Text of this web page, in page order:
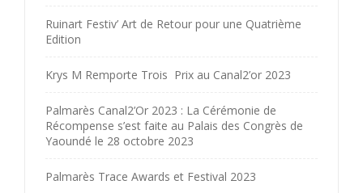
Ruinart Festiv’ Art de Retour pour une Quatrième
Edition
Krys M Remporte Trois Prix au Canal2’or 2023
Palmarès Canal2’Or 2023 : La Cérémonie de
Récompense s’est faite au Palais des Congrès de
Yaoundé le 28 octobre 2023
Palmarès Trace Awards et Festival 2023